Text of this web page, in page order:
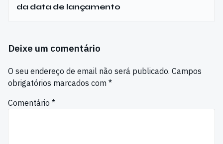
da data de lançamento
Deixe um comentário
O seu endereço de email não será publicado. Campos
obrigatórios marcados com *
Comentário *